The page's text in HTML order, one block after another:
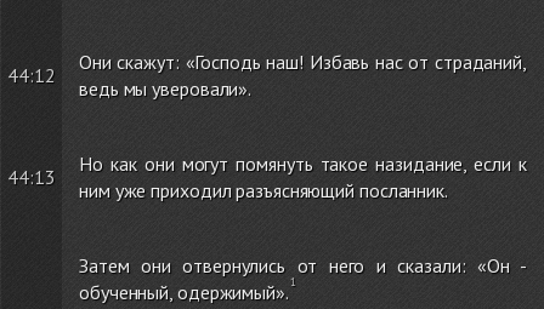
44:12
Они скажут: «Господь наш! Избавь нас от страданий,
ведь мы уверовали».
44:13
Но как они могут помянуть такое назидание, если к
ним уже приходил разъясняющий посланник.
Затем они отвернулись от него и сказали: «Он -
обученный, одержимый».